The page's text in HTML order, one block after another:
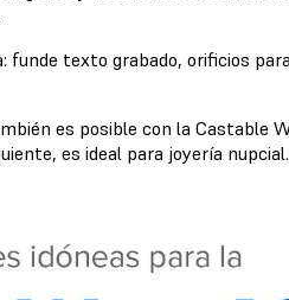
texto grabado, orificios
es posible con la Castable
es ideal para joyería nupcial.